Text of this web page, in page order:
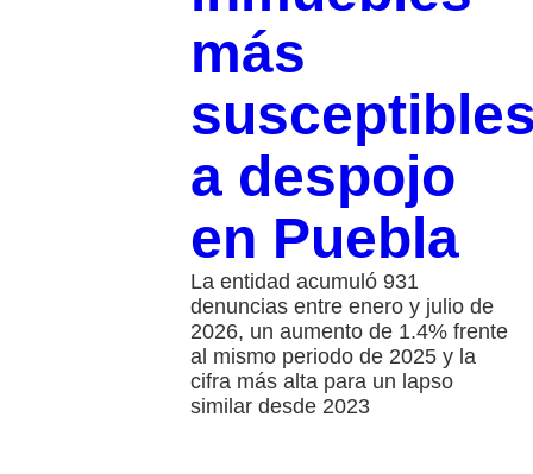
más
a despojo
en Puebla
La entidad acumuló 931
denuncias entre enero y julio de
2026, un aumento de 1.4% frente
al mismo periodo de 2025 y la
cifra más alta para un lapso
similar desde 2023